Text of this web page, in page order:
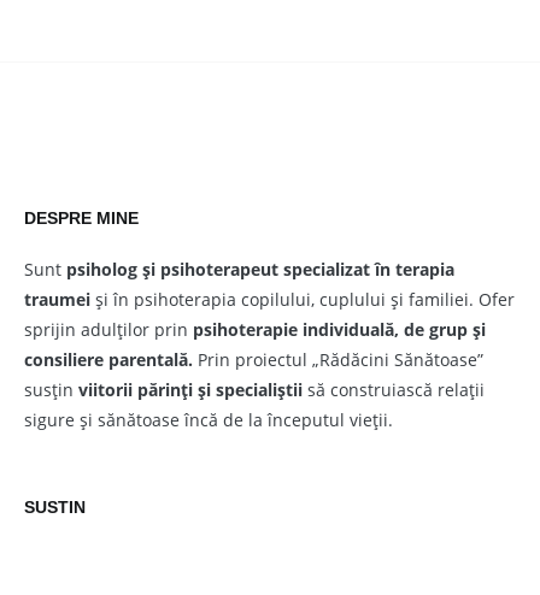
DESPRE MINE
Sunt psiholog și psihoterapeut specializat în terapia
traumei și în psihoterapia copilului, cuplului și familiei. Ofer
sprijin adulților prin psihoterapie individuală, de grup și
consiliere parentală. Prin proiectul „Rădăcini Sănătoase”
susțin viitorii părinți și specialiștii să construiască relații
sigure și sănătoase încă de la începutul vieții.
SUSTIN